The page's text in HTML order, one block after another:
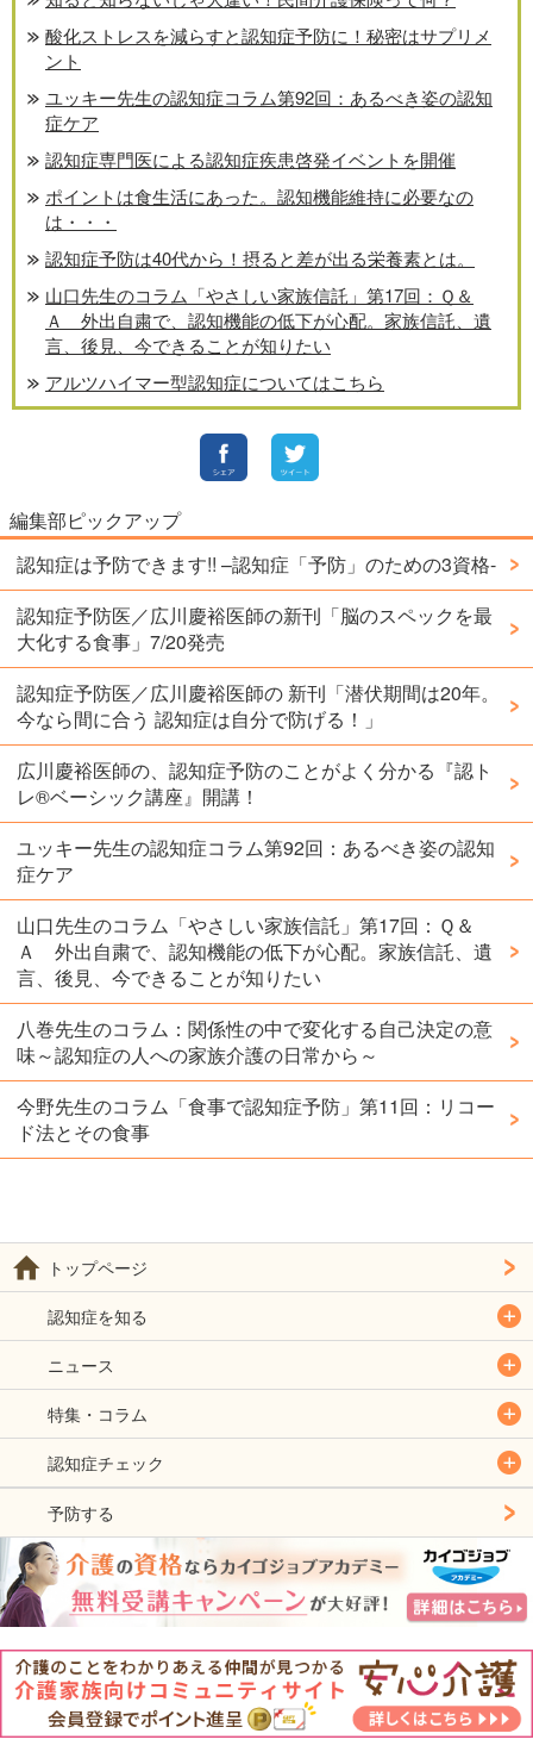
酸化ストレスを減らすと認知症予防に！秘密はサプリメ
ント
ユッキー先生の認知症コラム第92回：あるべき姿の認知
症ケア
認知症専門医による認知症疾患啓発イベントを開催
ポイントは食生活にあった。認知機能維持に必要なの
は・・・
認知症予防は40代から！摂ると差が出る栄養素とは。
山口先生のコラム「やさしい家族信託」第17回：Ｑ＆
Ａ 外出自粛で、認知機能の低下が心配。家族信託、遺
言、後見、今できることが知りたい
アルツハイマー型認知症についてはこちら
編集部ピックアップ
認知症は予防できます!! –認知症「予防」のための3資格-
認知症予防医／広川慶裕医師の新刊「脳のスペックを最
大化する食事」7/20発売
認知症予防医／広川慶裕医師の 新刊「潜伏期間は20年。
今なら間に合う 認知症は自分で防げる！」
広川慶裕医師の、認知症予防のことがよく分かる『認ト
レ®️ベーシック講座』開講！
ユッキー先生の認知症コラム第92回：あるべき姿の認知
症ケア
山口先生のコラム「やさしい家族信託」第17回：Ｑ＆
Ａ 外出自粛で、認知機能の低下が心配。家族信託、遺
言、後見、今できることが知りたい
八巻先生のコラム：関係性の中で変化する自己決定の意
味～認知症の人への家族介護の日常から～
今野先生のコラム「食事で認知症予防」第11回：リコー
ド法とその食事
トップページ
認知症を知る
ニュース
特集・コラム
認知症チェック
予防する